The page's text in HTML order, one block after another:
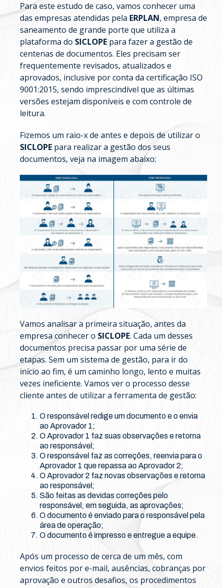
Para este estudo de caso, vamos conhecer uma
das empresas atendidas pela ERPLAN, empresa de
saneamento de grande porte que utiliza a
plataforma do SICLOPE para fazer a gestão de
centenas de documentos. Eles precisam ser
frequentemente revisados, atualizados e
aprovados, inclusive por conta da certificação ISO
9001:2015, sendo imprescindível que as últimas
versões estejam disponíveis e com controle de
leitura.
Fizemos um raio-x de antes e depois de utilizar o
SICLOPE para realizar a gestão dos seus
documentos, veja na imagem abaixo:
Vamos analisar a primeira situação, antes da
empresa conhecer o SICLOPE. Cada um desses
documentos precisa passar por uma série de
etapas. Sem um sistema de gestão, para ir do
início ao fim, é um caminho longo, lento e muitas
vezes ineficiente. Vamos ver o processo desse
cliente antes de utilizar a ferramenta de gestão:
O responsável redige um documento e o envia
ao Aprovador 1;
O Aprovador 1 faz suas observações e retorna
ao responsável;
O responsável faz as correções, reenvia para o
Aprovador 1 que repassa ao Aprovador 2;
O Aprovador 2 faz novas observações e retorna
ao responsável;
São feitas as devidas correções pelo
responsável, em seguida, as aprovações;
O documento é enviado para o responsável pela
área de operação;
O documento é impresso e entregue a equipe.
Após um processo de cerca de um mês, com
envios feitos por e-mail, ausências, cobranças por
aprovação e outros desafios, os procedimentos